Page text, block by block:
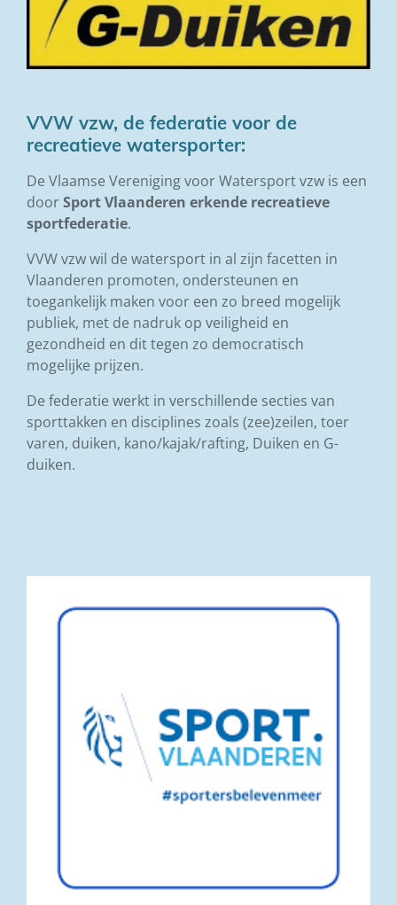
VVW vzw, de federatie voor de
recreatieve watersporter:
De Vlaamse Vereniging voor Watersport vzw is een
doorSportVlaanderen erkende recreatieve
sportfederatie.
VVW vzw wil de watersport in al zijn facetten in
Vlaanderen promoten, ondersteunen en
toegankelijk maken voor een zo breed mogelijk
publiek, met de nadruk op veiligheid en
gezondheid en dit tegen zo democratisch
mogelijke prijzen.
De federatie werkt in verschillende secties van
sporttakken en disciplines zoals (zee)zeilen, toer
varen, duiken, kano/kajak/rafting, Duiken en G-
duiken.